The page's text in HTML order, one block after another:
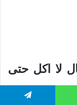
لا اكل حتى